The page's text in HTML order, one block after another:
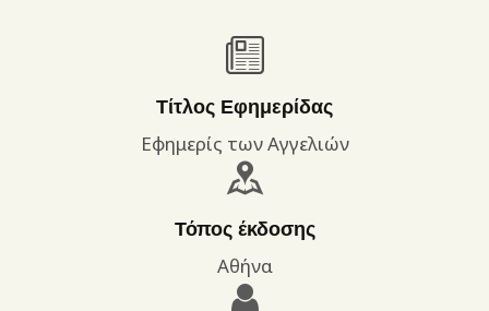
ΨΗΦΙΑΚΌ ΑΡΧΕΊΟ
ΔΡΑΣΤΗΡΙΟΤΗΤΕΣ
ΕΠΙΚΟΙΝΩΝΊΑ
ΌΡΟΙ ΧΡΉΣΗΣ
Τίτλος Εφημερίδας
Εφημερίς των Αγγελιών
Τόπος έκδοσης
Αθήνα